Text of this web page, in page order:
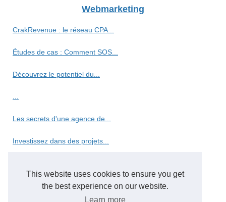
This website uses cookies to ensure you get
the best experience on our website.
Learn more
Webmarketing
CrakRevenue : le réseau CPA...
Études de cas : Comment SOS...
Découvrez le potentiel du...
...
Les secrets d'une agence de...
Investissez dans des projets...
ChatGPT France : l'assistant...